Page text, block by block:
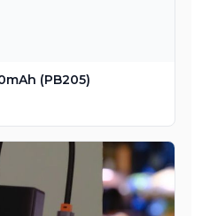
(PB205)